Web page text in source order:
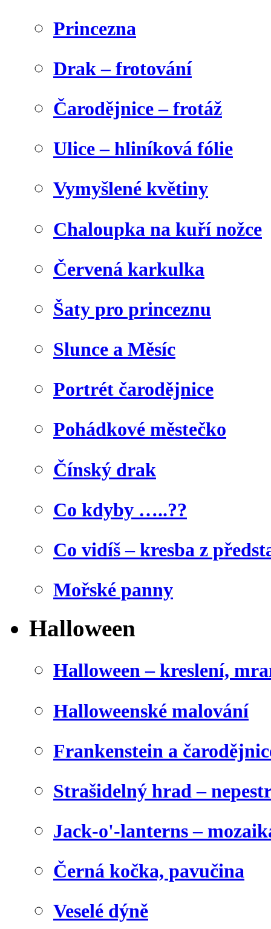
Princezna
Drak – frotování
Čarodějnice – frotáž
Ulice – hliníková fólie
Vymyšlené květiny
Chaloupka na kuří nožce
Červená karkulka
Šaty pro princeznu
Slunce a Měsíc
Portrét čarodějnice
Pohádkové městečko
Čínský drak
Co kdyby …..??
Co vidíš – kresba z
Mořské panny
Halloween
Halloween – kreslení,
Halloweenské malování
Frankenstein a
Strašidelný hrad –
Jack-o'-lanterns –
Černá kočka, pavučina
Veselé dýně